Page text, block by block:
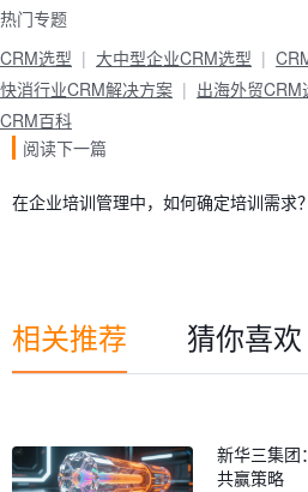
热门专题
CRM选型
大中型企业CRM选型
快消行业CRM解决方案
出海外贸CRM
CRM百科
阅读下一篇
在企业培训管理中，如何确定培训需求？
相关推荐 猜你喜欢
新华三集团
共赢策略